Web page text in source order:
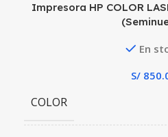
Impresora HP COLOR
En
S/
COLOR